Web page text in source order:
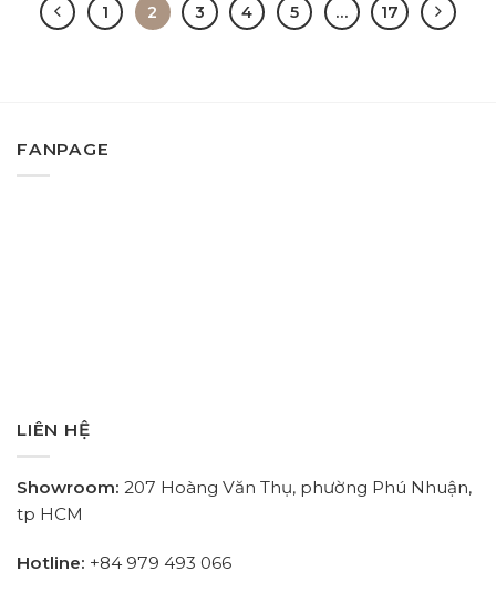
1 2 3 4 5 … 17
FANPAGE
LIÊN HỆ
Showroom: 207 Hoàng Văn Thụ, phường Phú Nhuận,
tp HCM
Hotline: +84 979 493 066